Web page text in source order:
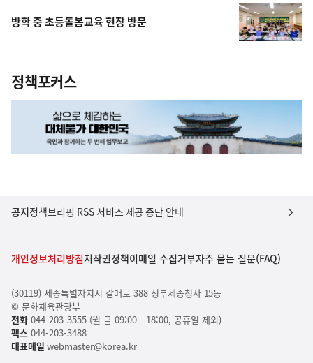
방학 중 초등돌봄교육 현장 방문
정책포커스
공지정책브리핑 RSS 서비스 제공 중단 안내
개인정보처리방침저작권정책이메일 수집거부자주 묻는 질문(FAQ)
(30119) 세종특별자치시 갈매로 388 정부세종청사 15동
© 문화체육관광부
전화044-203-3555 (월-금 09:00 - 18:00, 공휴일 제외)
팩스044-203-3488
대표메일 webmaster@korea.kr